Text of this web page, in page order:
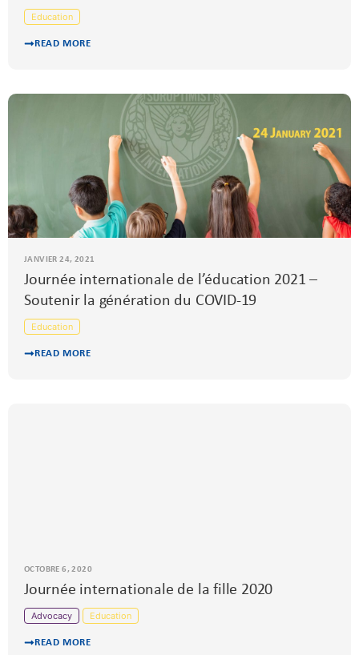
Education
READ MORE
JANVIER 24, 2021
Journée internationale de l’éducation 2021 –
Soutenir la génération du COVID-19
Education
READ MORE
OCTOBRE 6, 2020
Journée internationale de la fille 2020
Advocacy Education
READ MORE